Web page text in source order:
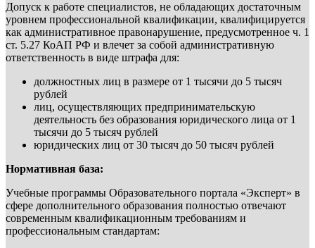
Допуск к работе специалистов, не обладающих достаточным
уровнем профессиональной квалификации, квалифицируется
как административное правонарушение, предусмотренное ч. 1
ст. 5.27 КоАП РФ и влечет за собой административную
ответственность в виде штрафа для:
должностных лиц в размере от 1 тысячи до 5 тысяч
рублей
лиц, осуществляющих предпринимательскую
деятельность без образования юридического лица от 1
тысячи до 5 тысяч рублей
юридических лиц от 30 тысяч до 50 тысяч рублей
Нормативная база:
Учебные программы Образовательного портала «Эксперт» в
сфере дополнительного образования полностью отвечают
современным квалификационным требованиям и
профессиональным стандартам: